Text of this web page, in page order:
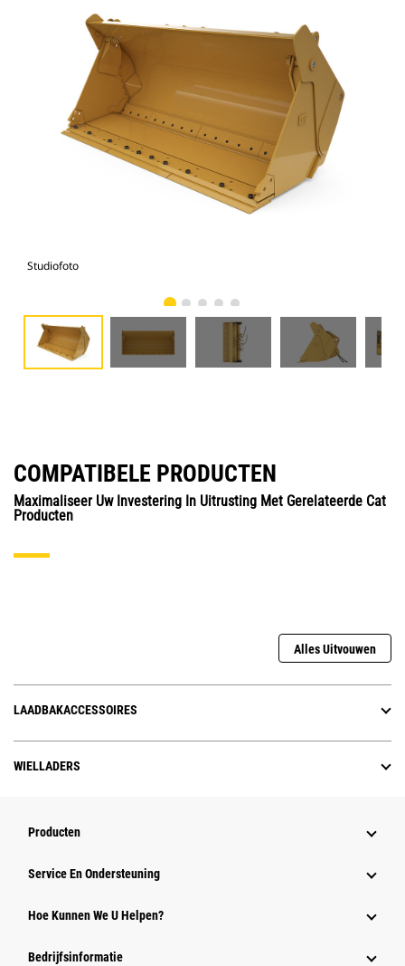
Studiofoto
COMPATIBELE PRODUCTEN
Maximaliseer Uw Investering In Uitrusting Met Gerelateerde Cat
Producten
Alles Uitvouwen
LAADBAKACCESSOIRES
WIELLADERS
Producten
Service En Ondersteuning
Hoe Kunnen We U Helpen?
Bedrijfsinformatie